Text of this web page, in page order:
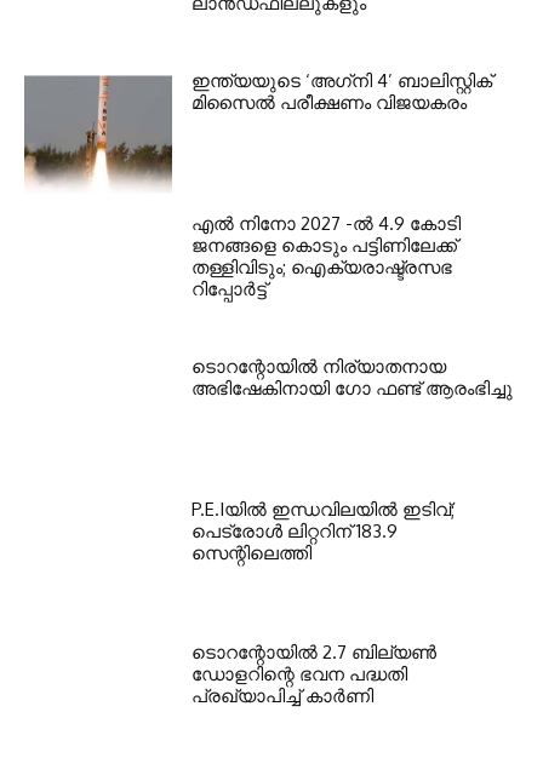
ഇന്ത്യയുടെ ‘അഗ്‌നി 4’ ബാലിസ്റ്റിക്
മിസൈല്‍ പരീക്ഷണം വിജയകരം
എല്‍ നിനോ 2027 -ല്‍ 4.9 കോടി
ജനങ്ങളെ കൊടും പട്ടിണിലേക്ക്
തള്ളിവിടും; ഐക്യരാഷ്ട്രസഭ
റിപ്പോര്‍ട്ട്
ടൊറന്റോയില്‍ നിര്യാതനായ
അഭിഷേകിനായി ഗോ ഫണ്ട് ആരംഭിച്ചു
P.E.Iയില്‍ ഇന്ധവിലയില്‍ ഇടിവ്;
പെട്രോള്‍ ലിറ്ററിന് 183.9
സെന്റിലെത്തി
ടൊറന്റോയില്‍ 2.7 ബില്യണ്‍
ഡോളറിന്റെ ഭവന പദ്ധതി
പ്രഖ്യാപിച്ച് കാര്‍ണി